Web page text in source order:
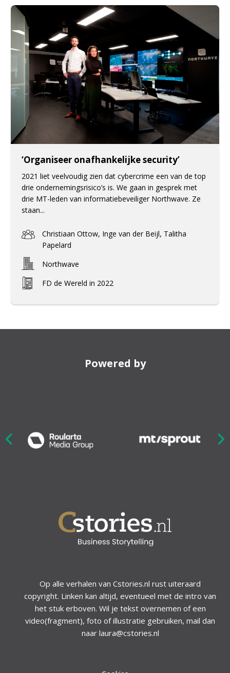
‘Organiseer onafhankelijke security’
2021 liet veelvoudig zien dat cybercrime een van de top
drie ondernemingsrisico’s is. We gaan in gesprek met
drie MT-leden van informatiebeveiliger Northwave. Ze
staan...
Christiaan Ottow, Inge van der Beijl, Talitha
Papelard
Northwave
FD de Wereld in 2022
Powered by
Op alle verhalen van Cstories.nl rust uiteraard
copyright. Linken kan altijd, eventueel met de intro van
het stuk erboven. Wil je tekst overnemen of een
video(fragment), foto of illustratie gebruiken, mail dan
naar laura@cstories.nl